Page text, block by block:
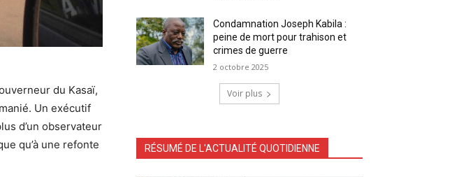
du Kasaï,
Un exécutif
d’un observateur
qu’à une refonte
Condamnation Joseph Kabila :
peine de mort pour trahison et
crimes de guerre
2 octobre 2025
Voir plus
RÉSUMÉ DE L'ACTUALITÉ QUOTIDIENNE